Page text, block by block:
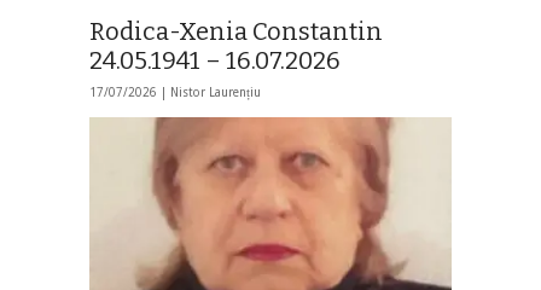
Rodica-Xenia Constantin
24.05.1941 – 16.07.2026
17/07/2026 | Nistor Laurențiu